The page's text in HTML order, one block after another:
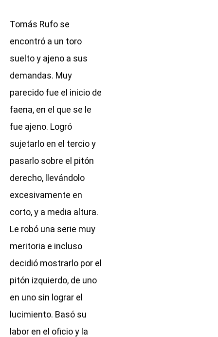
Tomás Rufo se
encontró a un toro
suelto y ajeno a sus
demandas. Muy
parecido fue el inicio de
faena, en el que se le
fue ajeno. Logró
sujetarlo en el tercio y
pasarlo sobre el pitón
derecho, llevándolo
excesivamente en
corto, y a media altura.
Le robó una serie muy
meritoria e incluso
decidió mostrarlo por el
pitón izquierdo, de uno
en uno sin lograr el
lucimiento. Basó su
labor en el oficio y la